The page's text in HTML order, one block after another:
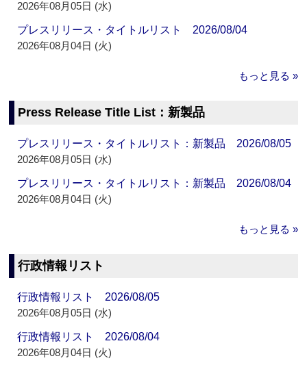
2026年08月05日 (水)
プレスリリース・タイトルリスト 2026/08/04
2026年08月04日 (火)
もっと見る »
Press Release Title List：新製品
プレスリリース・タイトルリスト：新製品 2026/08/05
2026年08月05日 (水)
プレスリリース・タイトルリスト：新製品 2026/08/04
2026年08月04日 (火)
もっと見る »
行政情報リスト
行政情報リスト 2026/08/05
2026年08月05日 (水)
行政情報リスト 2026/08/04
2026年08月04日 (火)